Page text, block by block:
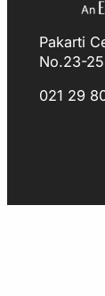
Pakarti
No.23-
021 29